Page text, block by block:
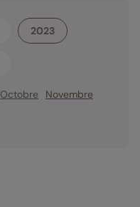
2023
Octobre
Novembre